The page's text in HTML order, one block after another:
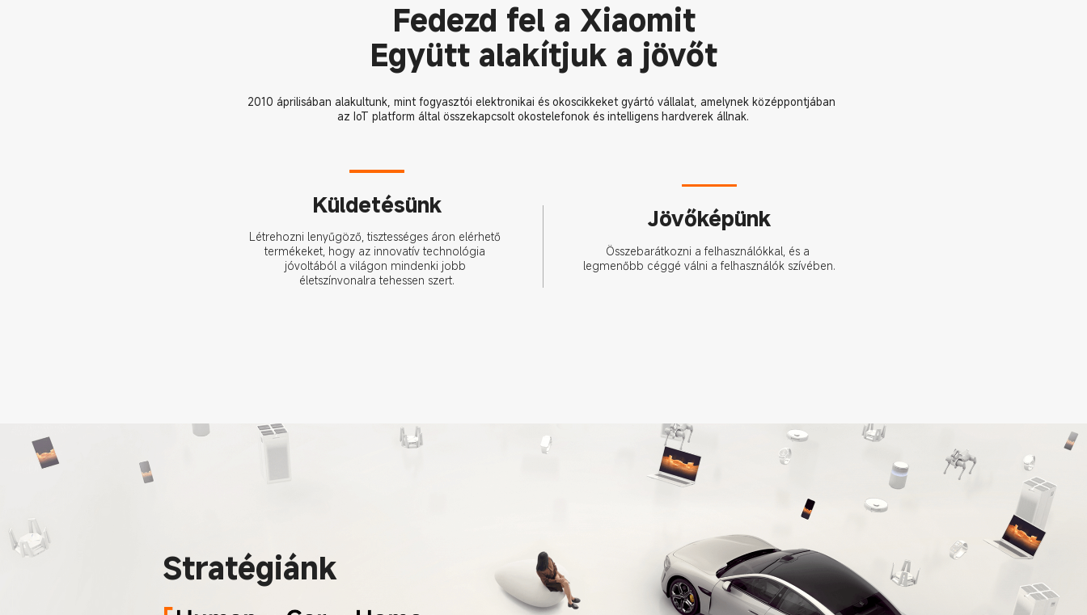
Fedezd fel a Xiaomit
Együtt alakítjuk a jövőt
2010 áprilisában alakultunk, mint fogyasztói elektronikai és okoscikkeket gyártó vállalat, amelynek középpontjában
az IoT platform által összekapcsolt okostelefonok és intelligens hardverek állnak.
Küldetésünk
Létrehozni lenyűgöző, tisztességes áron elérhető
termékeket, hogy az innovatív technológia
jóvoltából a világon mindenki jobb
életszínvonalra tehessen szert.
Jövőképünk
Összebarátkozni a felhasználókkal, és a
legmenőbb céggé válni a felhasználók szívében.
Stratégiánk